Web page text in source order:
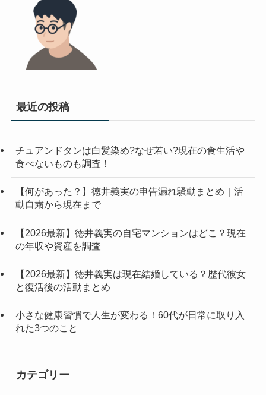
最近の投稿
チュアンドタンは白髪染め?なぜ若い?現在の食生活や
食べないものも調査！
【何があった？】徳井義実の申告漏れ騒動まとめ｜活
動自粛から現在まで
【2026最新】徳井義実の自宅マンションはどこ？現在
の年収や資産を調査
【2026最新】徳井義実は現在結婚している？歴代彼女
と復活後の活動まとめ
小さな健康習慣で人生が変わる！60代が日常に取り入
れた3つのこと
カテゴリー